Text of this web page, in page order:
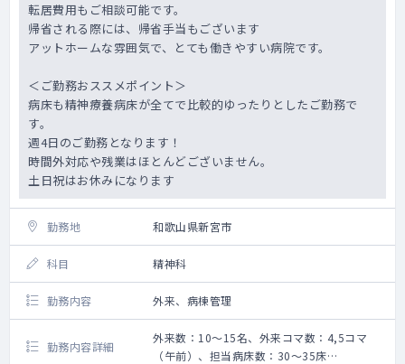
転居費用もご相談可能です。
帰省される際には、帰省手当もございます
アットホームな雰囲気で、とても働きやすい病院です。
＜ご勤務おススメポイント＞
病床も精神療養病床が全てで比較的ゆったりとしたご勤務で
す。
週4日のご勤務となります！
時間外対応や残業はほとんどございません。
土日祝はお休みになります
勤務地 和歌山県新宮市
科目 精神科
勤務内容 外来、病棟管理
勤務内容詳細
外来数：10～15名、外来コマ数：4,5コマ
（午前）、担当病床数：30～35床